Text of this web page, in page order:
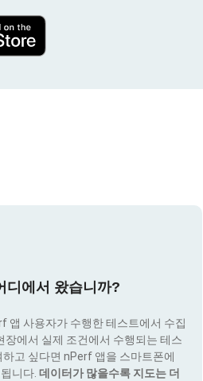
디에서 왔습니까?
앱 사용자가 수행한 테스트에서 수집
장에서 실제 조건에서 수행되는 테스
하고 싶다면 nPerf 앱을 스마트폰에
니다. 데이터가 많을수록 지도는 더